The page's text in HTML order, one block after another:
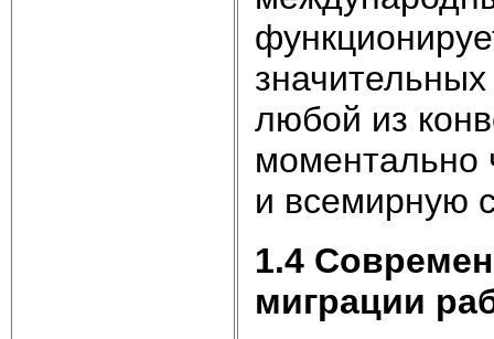
любой из
моментально
и всемирную
1.4
миграции